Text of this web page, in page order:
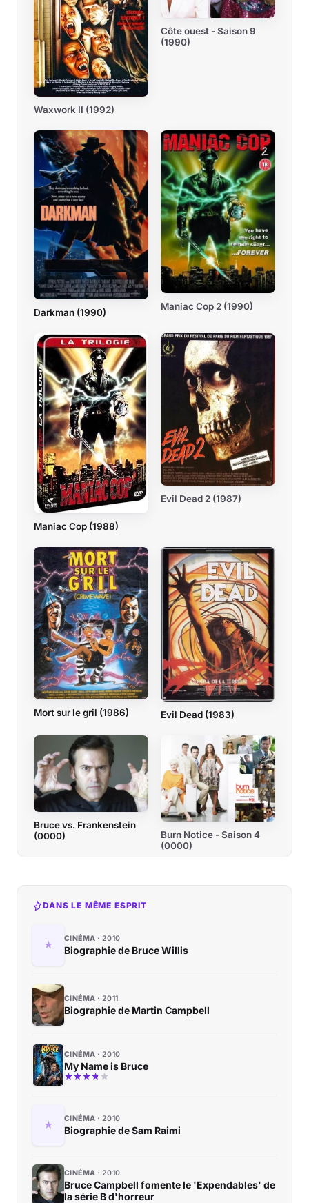
Waxwork II (1992)
Côte ouest - Saison 9
(1990)
Darkman (1990)
Maniac Cop 2 (1990)
Maniac Cop (1988)
Evil Dead 2 (1987)
Mort sur le gril (1986) Evil Dead (1983)
Bruce vs. Frankenstein
(0000)
Burn Notice - Saison 4
(0000)
DANS LE MÊME ESPRIT
CINÉMA 2010
Biographie de Bruce Willis
CINÉMA 2011
Biographie de Martin Campbell
CINÉMA 2010
My Name is Bruce
CINÉMA 2010
Biographie de Sam Raimi
CINÉMA 2010
Bruce Campbell fomente le 'Expendables' de
la série B d'horreur